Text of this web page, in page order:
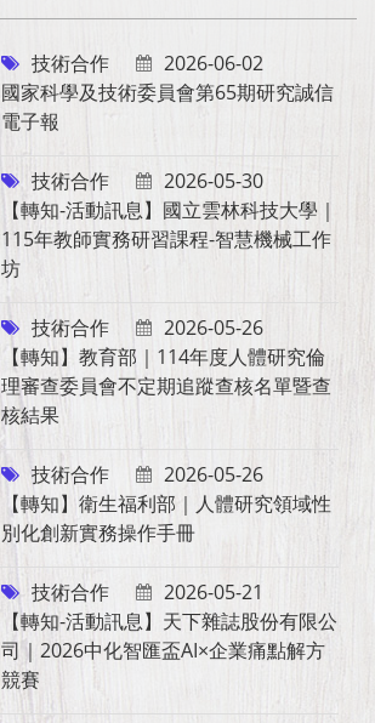
技術合作
2026-06-02
國家科學及技術委員會第65期研究誠信
電子報
技術合作
2026-05-30
【轉知-活動訊息】國立雲林科技大學｜
115年教師實務研習課程-智慧機械工作
坊
技術合作
2026-05-26
【轉知】教育部｜114年度人體研究倫
理審查委員會不定期追蹤查核名單暨查
核結果
技術合作
2026-05-26
【轉知】衛生福利部｜人體研究領域性
別化創新實務操作手冊
技術合作
2026-05-21
【轉知-活動訊息】天下雜誌股份有限公
司｜2026中化智匯盃AI×企業痛點解方
競賽